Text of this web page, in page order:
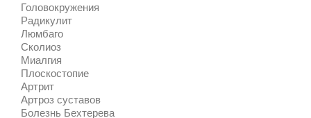
Головокружения
Радикулит
Люмбаго
Сколиоз
Миалгия
Плоскостопие
Артрит
Артроз суставов
Болезнь Бехтерева